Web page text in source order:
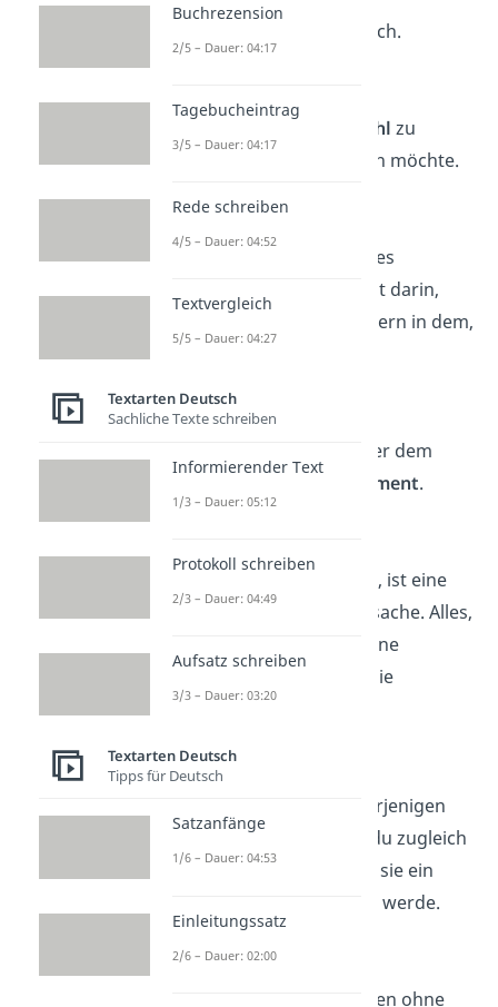
ich.
Wahl zu
haben, wer man sein möchte.
eines
Menschen liegt nicht darin,
was er besitzt, sondern in dem,
— Sokrates
Nichts existiert außer dem
gegenwärtigen Moment.
Alles, was wir hören, ist eine
, keine Tatsache. Alles,
was wir sehen, ist eine
, nicht die
Handle nur nach derjenigen
Maxime, durch die du zugleich
wollen kannst, dass sie ein
werde.
— Immanuel Kant
Nichts kann existieren ohne
Buchrezension
2/5 – Dauer: 04:17
Tagebucheintrag
3/5 – Dauer: 04:17
Rede schreiben
4/5 – Dauer: 04:52
Textvergleich
5/5 – Dauer: 04:27
Textarten Deutsch
Sachliche Texte schreiben
Informierender Text
1/3 – Dauer: 05:12
Protokoll schreiben
2/3 – Dauer: 04:49
Aufsatz schreiben
3/3 – Dauer: 03:20
Textarten Deutsch
Tipps für Deutsch
Satzanfänge
1/6 – Dauer: 04:53
Einleitungssatz
2/6 – Dauer: 02:00